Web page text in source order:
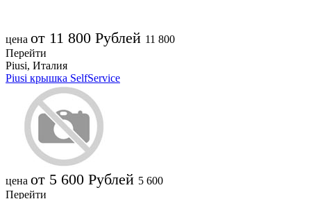
цена от 11 800 Рублей 11 800
Перейти
Piusi, Италия
Piusi крышка SelfService
цена от 5 600 Рублей 5 600
Перейти